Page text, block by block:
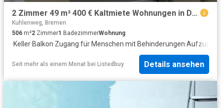
2 Zimmer 49 m² 400 € Kaltmiete Wohnungen in Delmenhorst
Kuhlenweg, Bremen
506 m²2 Zimmer1 BadezimmerWohnung
·Keller·Balkon·Zugang für Menschen mit Behinderungen·Aufzug
Seit mehr als einem Monat bei Listedbuy Details ansehen